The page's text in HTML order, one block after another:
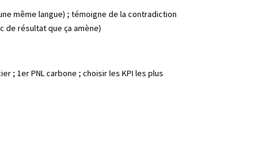
même langue) ; témoigne de la contradiction
de résultat que ça amène)
; 1er PNL carbone ; choisir les KPI les plus